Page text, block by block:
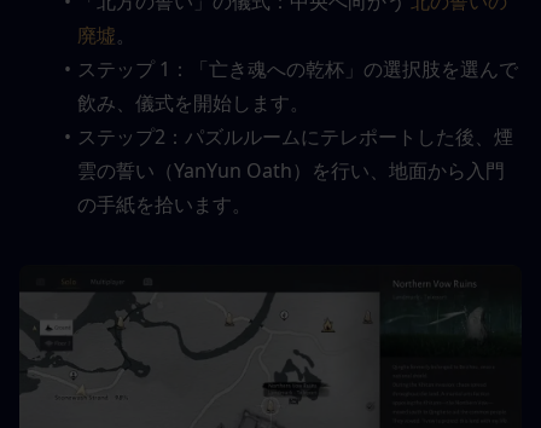
廃墟。
ステップ 1：「亡き魂への乾杯」の選択肢を選んで
飲み、儀式を開始します。
ステップ2：パズルルームにテレポートした後、煙
雲の誓い（YanYun Oath）を行い、地面から入門
の手紙を拾います。